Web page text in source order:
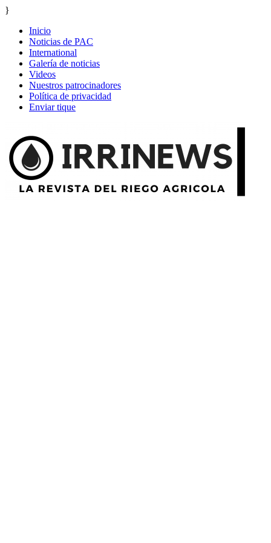
}
Inicio
Noticias de PAC
International
Galería de noticias
Videos
Nuestros patrocinadores
Política de privacidad
Enviar tique